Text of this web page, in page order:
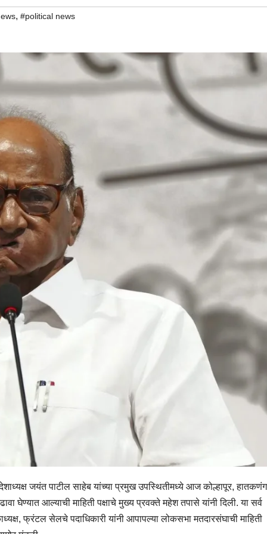
, #political news
जयंत पाटील साहेब यांच्या प्रमुख उपस्थितीमध्ये आज कोल्हापूर,
घेण्यात आल्याची माहिती पक्षाचे मुख्य प्रवक्ते महेश तपासे यांनी दिली. या सर्व
फ्रंटल सेलचे पदाधिकारी यांनी आपापल्या लोकसभा मतदारसंघाची माहिती